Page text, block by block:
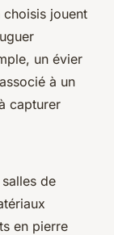
jouent
un évier
à un
capturer
de
en pierre